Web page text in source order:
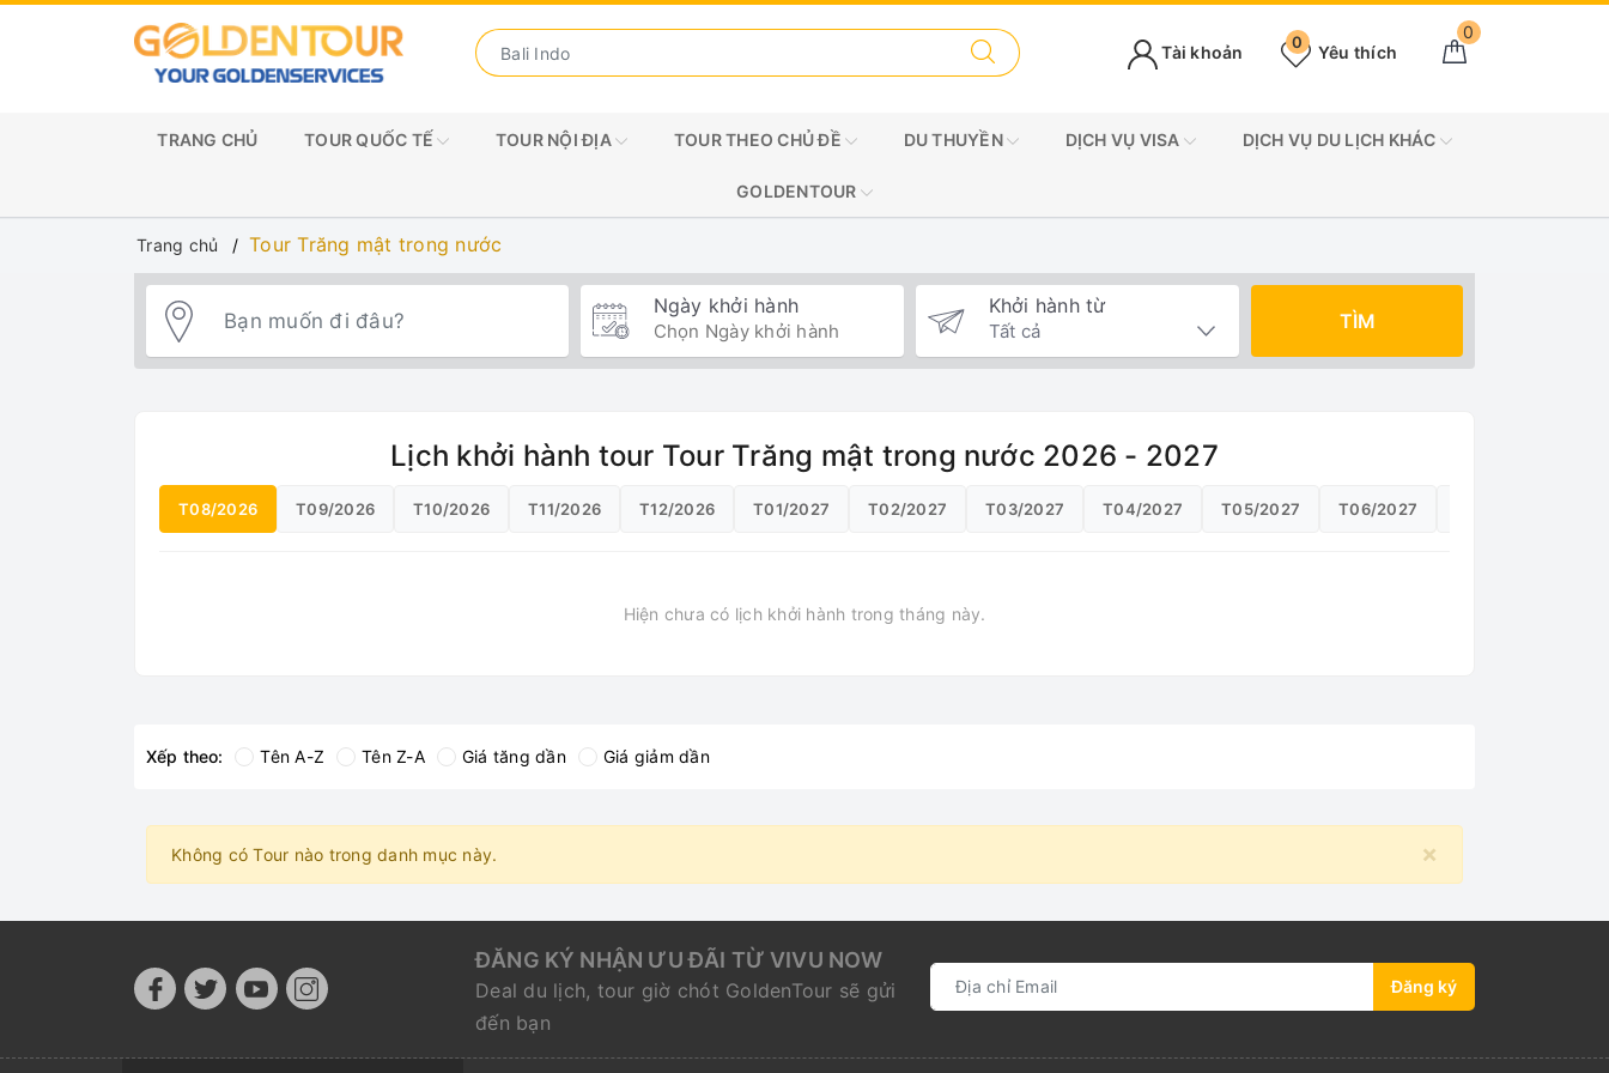
0
Yêu thích
0
Tài khoản
TRANG CHỦ TOUR QUỐC TẾ TOUR NỘI ĐỊA TOUR THEO CHỦ ĐỀ DU THUYỀN DỊCH VỤ VISA DỊCH VỤ DU LỊCH KHÁC
GOLDENTOUR
Trang chủ Tour Trăng mật trong nước
Ngày khởi hành Khởi hành từ
TÌM
Lịch khởi hành tour Tour Trăng mật trong nước 2026 - 2027
T08/2026 T09/2026 T10/2026 T11/2026 T12/2026 T01/2027 T02/2027 T03/2027 T04/2027 T05/2027 T06/2027
Hiện chưa có lịch khởi hành trong tháng này.
Xếp theo: Tên A-Z Tên Z-A Giá tăng dần Giá giảm dần
×
Không có Tour nào trong danh mục này.
ĐĂNG KÝ NHẬN ƯU ĐÃI TỪ VIVU NOW
Deal du lịch, tour giờ chót GoldenTour sẽ gửi
đến bạn
Đăng ký